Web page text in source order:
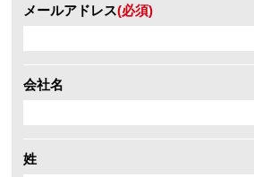
メールアドレス(必須)
会社名
姓